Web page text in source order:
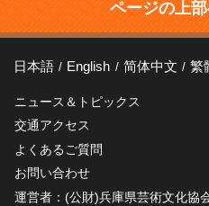
ページの上
日本語 English 简体中文 繁
ニュース＆トピックス
交通アクセス
よくあるご質問
お問い合わせ
運営者：(公財)兵庫県芸術文化協